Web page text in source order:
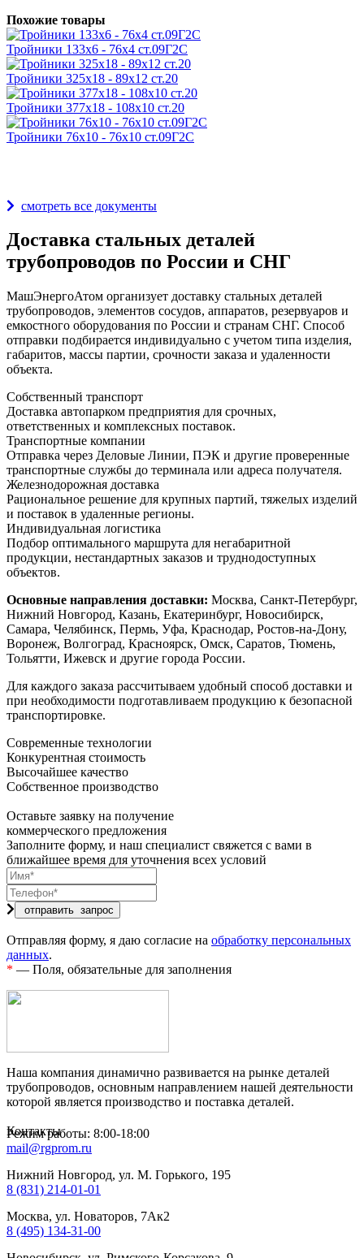
Похожие товары
Тройники 133х6 - 76х4 ст.09Г2С
Тройники 325х18 - 89х12 ст.20
Тройники 377х18 - 108х10 ст.20
Тройники 76х10 - 76х10 ст.09Г2С
смотреть все документы
Доставка стальных деталей
трубопроводов по России и СНГ
МашЭнергоАтом организует доставку стальных деталей
трубопроводов, элементов сосудов, аппаратов, резервуаров и
емкостного оборудования по России и странам СНГ. Способ
отправки подбирается индивидуально с учетом типа изделия,
габаритов, массы партии, срочности заказа и удаленности
объекта.
Собственный транспорт
Доставка автопарком предприятия для срочных,
ответственных и комплексных поставок.
Транспортные компании
Отправка через Деловые Линии, ПЭК и другие проверенные
транспортные службы до терминала или адреса получателя.
Железнодорожная доставка
Рациональное решение для крупных партий, тяжелых изделий
и поставок в удаленные регионы.
Индивидуальная логистика
Подбор оптимального маршрута для негабаритной
продукции, нестандартных заказов и труднодоступных
объектов.
Основные направления доставки: Москва, Санкт-Петербург,
Нижний Новгород, Казань, Екатеринбург, Новосибирск,
Самара, Челябинск, Пермь, Уфа, Краснодар, Ростов-на-Дону,
Воронеж, Волгоград, Красноярск, Омск, Саратов, Тюмень,
Тольятти, Ижевск и другие города России.
Для каждого заказа рассчитываем удобный способ доставки и
при необходимости подготавливаем продукцию к безопасной
транспортировке.
Современные технологии
Конкурентная стоимость
Высочайшее качество
Собственное производство
Оставьте заявку на получение
коммерческого предложения
Заполните форму, и наш специалист свяжется с вами в
ближайшее время для уточнения всех условий
Отправляя форму, я даю согласие на обработку персональных
данных.
* — Поля, обязательные для заполнения
Наша компания динамично развивается на рынке деталей
трубопроводов, основным направлением нашей деятельности
которой является производство и поставка деталей.
Контакты
Режим работы: 8:00-18:00
mail@rgprom.ru
Нижний Новгород, ул. М. Горького, 195
8 (831) 214-01-01
Москва, ул. Новаторов, 7Ак2
8 (495) 134-31-00